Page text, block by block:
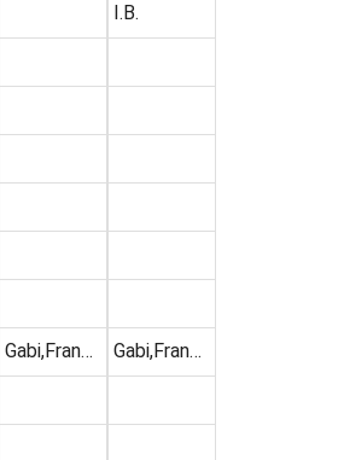
Gabi,Fran…
I.B.
Gabi,Fran…